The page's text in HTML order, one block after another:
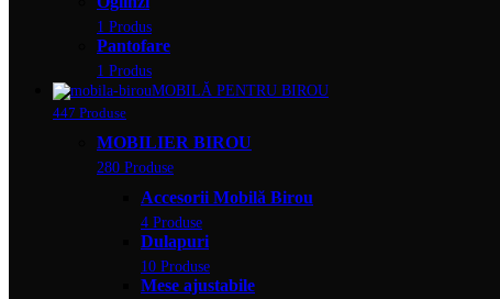
1 Produs
Pantofare
1 Produs
MOBILĂ PENTRU BIROU
447 Produse
MOBILIER BIROU
280 Produse
Accesorii Mobilă Birou
4 Produse
Dulapuri
10 Produse
Mese ajustabile